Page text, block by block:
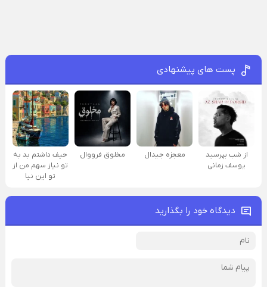
پست های پیشنهادی
از شب بپرسید
یوسف زمانی
معجزه جیدال مخلوق فرووال
حیف داشتم بد به
تو نیاز سهم من از
تو این نیا
دیدگاه خود را بگذارید